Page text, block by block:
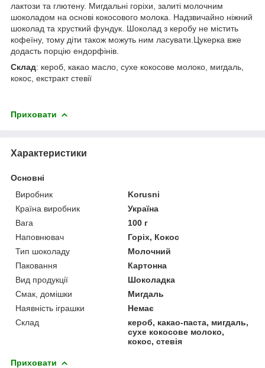
лактози та глютену. Мигдальні горіхи, залиті молочним
шоколадом на основі кокосового молока. Надзвичайно ніжний
шоколад та хрусткий фундук. Шоколад з керобу не містить
кофеїну, тому діти також можуть ним ласувати.Цукерка вже
додасть порцію ендорфінів.
Склад: кероб, какао масло, сухе кокосове молоко, мигдаль,
кокос, екстракт стевії
Приховати
Характеристики
Основні
Виробник
Korusni
Країна виробник
Україна
Вага
100 г
Наповнювач
Горіх, Кокос
Тип шоколаду
Молочний
Паковання
Картонна
Вид продукції
Шоколадка
Смак, домішки
Мигдаль
Наявність іграшки
Немає
Склад
кероб, какао-паста, мигдаль,
сухе кокосове молоко,
кокос, стевія
Приховати